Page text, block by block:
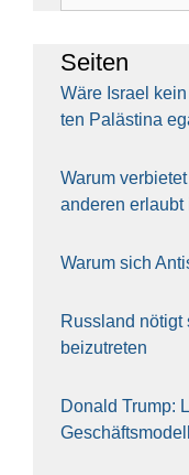
Sei­ten
Wäre Isra­el
ten Paläs­ti­na
War­um
ande­ren erlaubt
War­um sich
Russ­land nötigt
bei­zu­tre­ten
Donald Trump:
Geschäfts­mo­dell